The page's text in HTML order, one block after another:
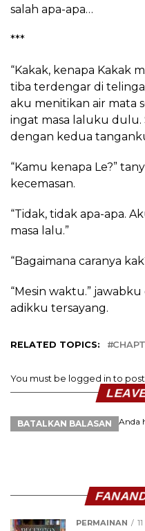
salah apa-apa…
***
“Kakak, kenapa Kakak
tiba terdengar di
aku menitikan air mata
ingat masa laluku dulu.
dengan kedua
“Kamu kenapa Le?”
kecemasan.
“Tidak, tidak apa-apa.
masa lalu.”
“Bagaimana caranya
“Mesin waktu.”
adikku tersayang.
RELATED TOPICS:
You must be logged in to
BATALKAN BALASAN Anda
PERMAINAN